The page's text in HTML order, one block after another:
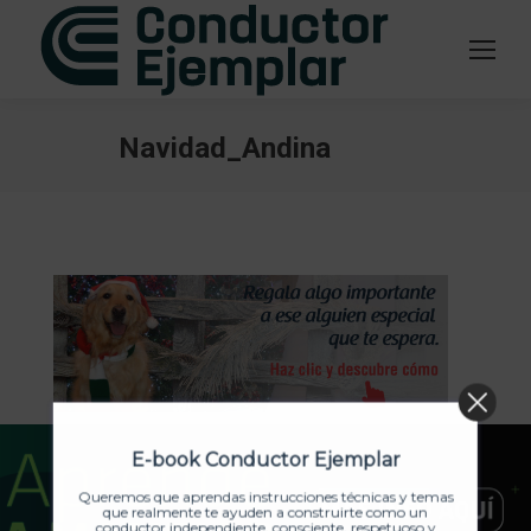
Navidad_Andina
E-book Conductor Ejemplar
Queremos que aprendas instrucciones técnicas y temas
que realmente te ayuden a construirte como un
conductor independiente, consciente, respetuoso y